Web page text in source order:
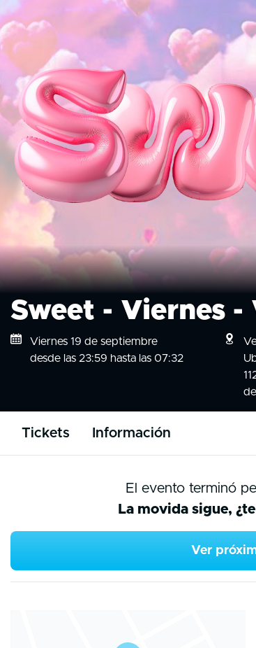
Sweet - Viernes -
Viernes 19 de septiembre
desde las 23:59 hasta las 07:32
Tickets Información
El evento terminó
La movida sigue,
Ver